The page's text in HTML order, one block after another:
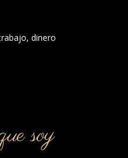
dinero
soy